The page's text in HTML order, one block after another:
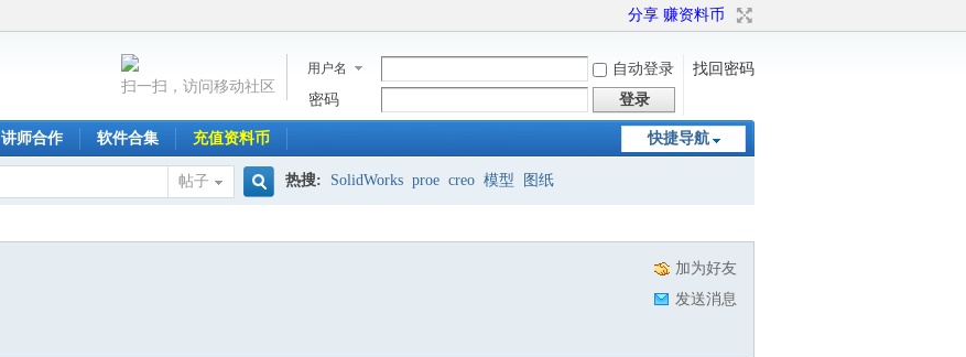
分享 赚资料币
用户名 自动登录
找回密码
密码
登录
扫一扫，访问移动社区
快捷导航
讲师合作 软件合集 充值资料币
帖子 热搜: SolidWorks proe creo 模型 图纸
加为好友
发送消息